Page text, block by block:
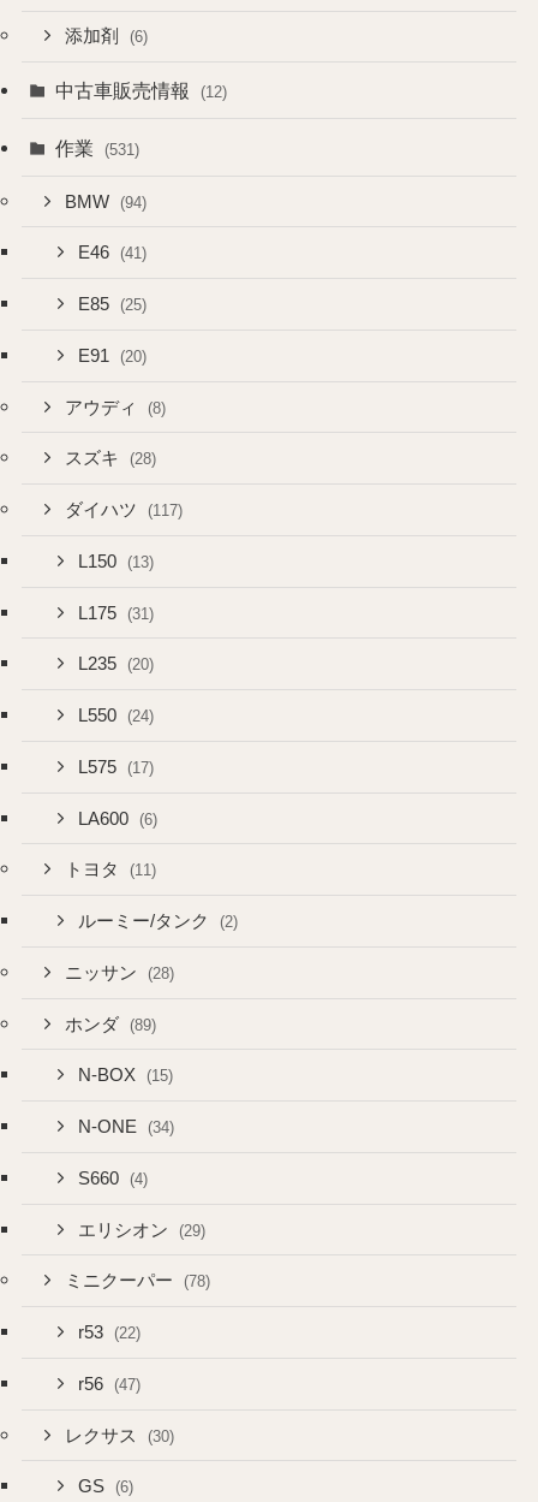
添加剤 (6)
中古車販売情報 (12)
作業 (531)
BMW (94)
E46 (41)
E85 (25)
E91 (20)
アウディ (8)
スズキ (28)
ダイハツ (117)
L150 (13)
L175 (31)
L235 (20)
L550 (24)
L575 (17)
LA600 (6)
トヨタ (11)
ルーミー/タンク (2)
ニッサン (28)
ホンダ (89)
N-BOX (15)
N-ONE (34)
S660 (4)
エリシオン (29)
ミニクーパー (78)
r53 (22)
r56 (47)
レクサス (30)
GS (6)